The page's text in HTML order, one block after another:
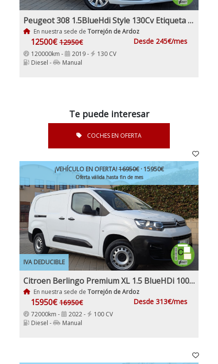
Peugeot 308 1.5BlueHdi Style 130Cv Etiqueta Medioambiental C
En nuestra sede de Torrejón de Ardoz
12500€ 12950€ Desde 245€/mes
120000km - 2019 -
130 CV
Diesel -
Manual
Te puede interesar
COCHES EN OFERTA
IVA DEDUCIBLE
¡VEHÍCULO EN OFERTA!16950€· 15950€
Oferta válida hasta fin de mes
Citroen Berlingo Premium XL 1.5 BlueHDi 100Cv Etiqueta C IVA Garantía Incl Nacional
En nuestra sede de Torrejón de Ardoz
15950€ 16950€ Desde 313€/mes
72000km - 2022 -
100 CV
Diesel -
Manual